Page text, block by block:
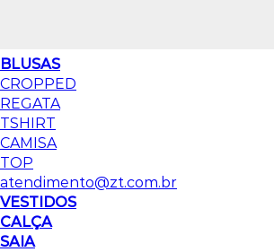
BLUSAS
CROPPED
REGATA
TSHIRT
CAMISA
TOP
atendimento@zt.com.br
VESTIDOS
CALÇA
SAIA